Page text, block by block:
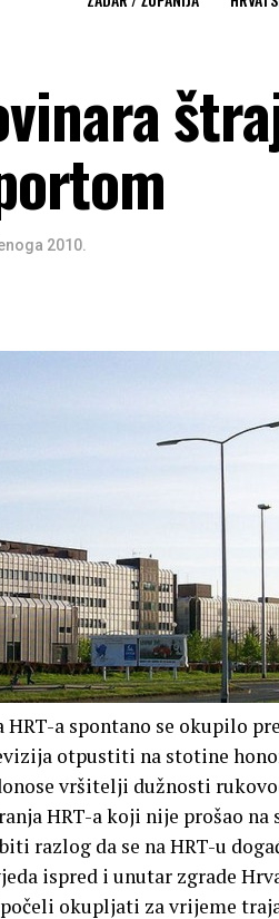
2010.
a spontano se okupilo
otpustiti na stotine
vršitelji dužnosti
HRT-a koji nije prošao na
razlog da se na HRT-u
ispred i unutar zgrade
okupljati za vrijeme